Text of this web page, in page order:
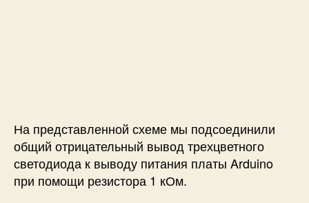
На представленной схеме мы подсоединили
общий отрицательный вывод трехцветного
светодиода к выводу питания платы Arduino
при помощи резистора 1 кОм.